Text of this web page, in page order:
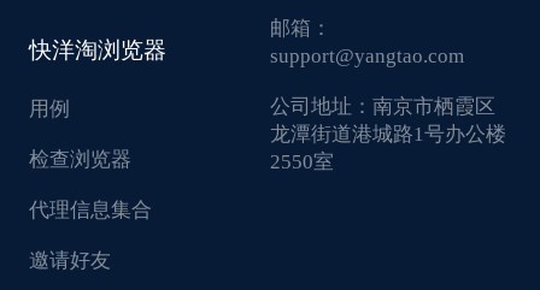
快洋淘浏览器
用例
检查浏览器
代理信息集合
邀请好友
邮箱：
support@yangtao.com
公司地址： 南京市栖霞区
龙潭街道港城路1号办公楼
2550室